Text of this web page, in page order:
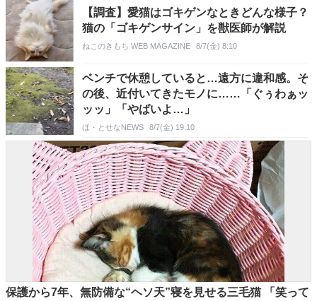
【調査】愛猫はゴキゲンなときどんな様子？
猫の「ゴキゲンサイン」を獣医師が解説
ねこのきもち WEB MAGAZINE 8/7(金) 8:10
ベンチで休憩していると…遠方に違和感。そ
の後、近付いてきたモノに……「ぐぅわぁッ
ッッ」「やばいよ…」
ほ・とせなNEWS 8/7(金) 19:10
保護から7年、無防備な“ヘソ天”寝を見せる三毛猫 「笑って